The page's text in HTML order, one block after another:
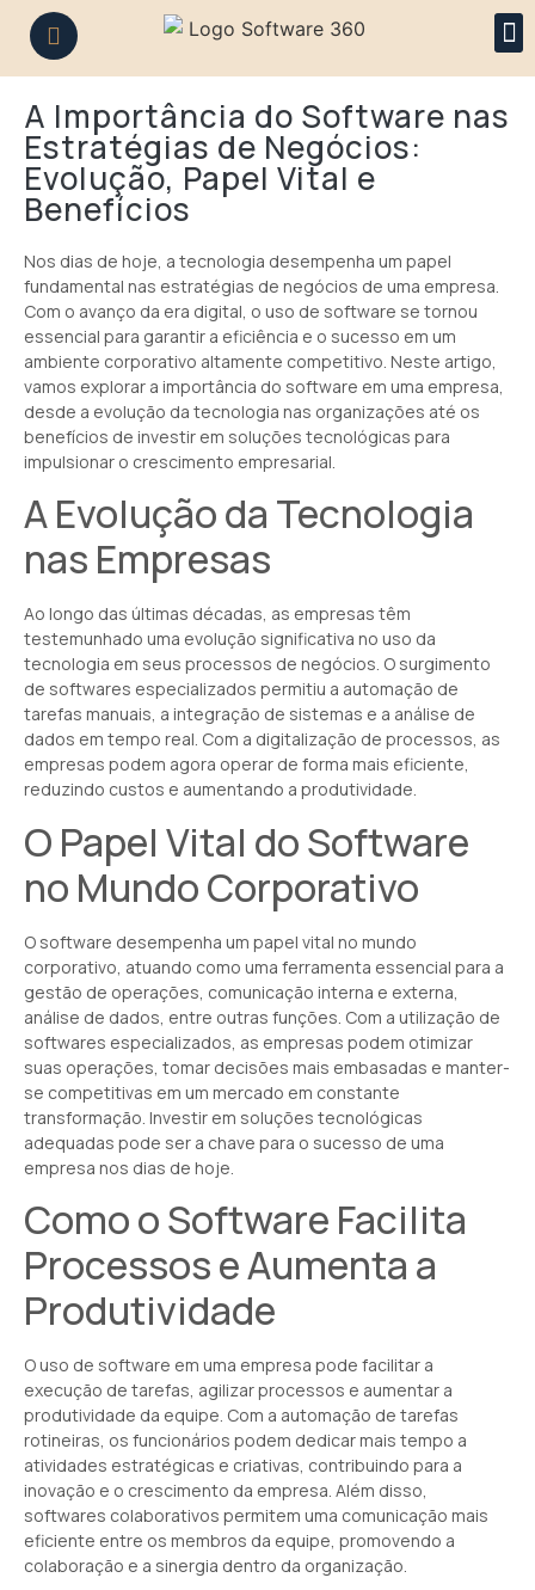
A Importância do Software nas
Estratégias de Negócios:
Evolução, Papel Vital e
Benefícios
Nos dias de hoje, a tecnologia desempenha um papel
fundamental nas estratégias de negócios de uma empresa.
Com o avanço da era digital, o uso de software se tornou
essencial para garantir a eficiência e o sucesso em um
ambiente corporativo altamente competitivo. Neste artigo,
vamos explorar a importância do software em uma empresa,
desde a evolução da tecnologia nas organizações até os
benefícios de investir em soluções tecnológicas para
impulsionar o crescimento empresarial.
A Evolução da Tecnologia
nas Empresas
Ao longo das últimas décadas, as empresas têm
testemunhado uma evolução significativa no uso da
tecnologia em seus processos de negócios. O surgimento
de softwares especializados permitiu a automação de
tarefas manuais, a integração de sistemas e a análise de
dados em tempo real. Com a digitalização de processos, as
empresas podem agora operar de forma mais eficiente,
reduzindo custos e aumentando a produtividade.
O Papel Vital do Software
no Mundo Corporativo
O software desempenha um papel vital no mundo
corporativo, atuando como uma ferramenta essencial para a
gestão de operações, comunicação interna e externa,
análise de dados, entre outras funções. Com a utilização de
softwares especializados, as empresas podem otimizar
suas operações, tomar decisões mais embasadas e manter-
se competitivas em um mercado em constante
transformação. Investir em soluções tecnológicas
adequadas pode ser a chave para o sucesso de uma
empresa nos dias de hoje.
Como o Software Facilita
Processos e Aumenta a
Produtividade
O uso de software em uma empresa pode facilitar a
execução de tarefas, agilizar processos e aumentar a
produtividade da equipe. Com a automação de tarefas
rotineiras, os funcionários podem dedicar mais tempo a
atividades estratégicas e criativas, contribuindo para a
inovação e o crescimento da empresa. Além disso,
softwares colaborativos permitem uma comunicação mais
eficiente entre os membros da equipe, promovendo a
colaboração e a sinergia dentro da organização.